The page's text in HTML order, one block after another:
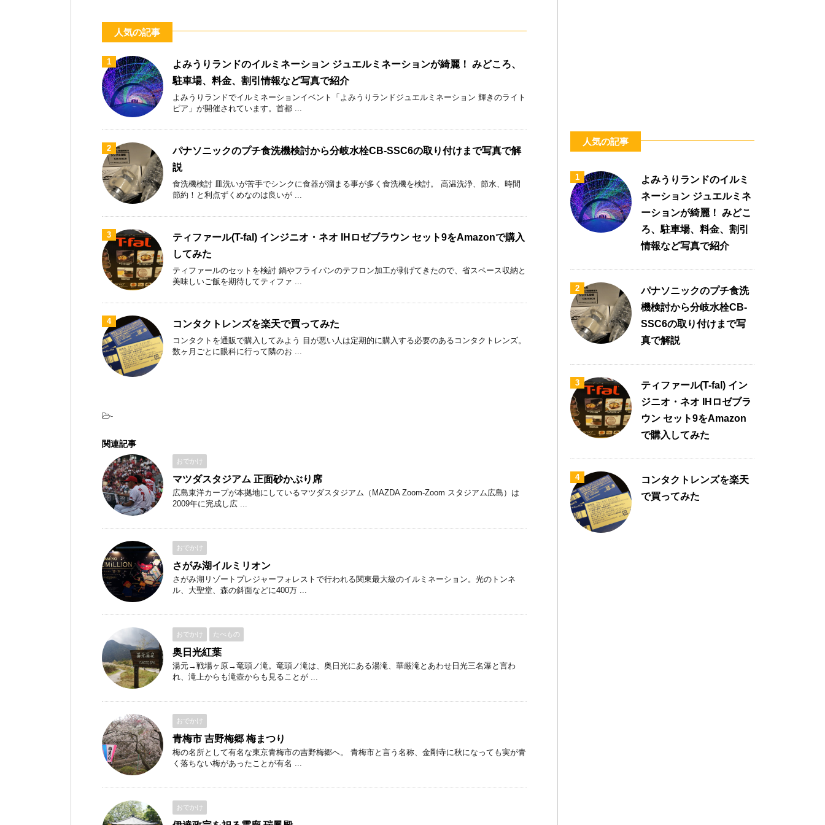
人気の記事
1
よみうりランドのイルミネーション ジュエルミネーションが綺麗！ みどころ、
駐車場、料金、割引情報など写真で紹介
よみうりランドでイルミネーションイベント「よみうりランドジュエルミネーション 輝きのライト
ピア」が開催されています。首都 ...
2
パナソニックのプチ食洗機検討から分岐水栓CB-SSC6の取り付けまで写真で解
説
食洗機検討 皿洗いが苦手でシンクに食器が溜まる事が多く食洗機を検討。 高温洗浄、節水、時間
節約！と利点ずくめなのは良いが ...
3
ティファール(T-fal) インジニオ・ネオ IHロゼブラウン セット9をAmazonで購入
してみた
ティファールのセットを検討 鍋やフライパンのテフロン加工が剥げてきたので、省スペース収納と
美味しいご飯を期待してティファ ...
4 コンタクトレンズを楽天で買ってみた
コンタクトを通販で購入してみよう 目が悪い人は定期的に購入する必要のあるコンタクトレンズ。
数ヶ月ごとに眼科に行って隣のお ...
-
関連記事
おでかけ
マツダスタジアム 正面砂かぶり席
広島東洋カープが本拠地にしているマツダスタジアム（MAZDA Zoom-Zoom スタジアム広島）は
2009年に完成し広 ...
おでかけ
さがみ湖イルミリオン
さがみ湖リゾートプレジャーフォレストで行われる関東最大級のイルミネーション。光のトンネ
ル、大聖堂、森の斜面などに400万 ...
おでかけ たべもの
奥日光紅葉
湯元→戦場ヶ原→竜頭ノ滝。竜頭ノ滝は、奥日光にある湯滝、華厳滝とあわせ日光三名瀑と言わ
れ、滝上からも滝壺からも見ることが ...
おでかけ
青梅市 吉野梅郷 梅まつり
梅の名所として有名な東京青梅市の吉野梅郷へ。 青梅市と言う名称、金剛寺に秋になっても実が青
く落ちない梅があったことが有名 ...
おでかけ
人気の記事
1
よみうりランドのイルミ
ネーション ジュエルミネ
ーションが綺麗！ みどこ
ろ、駐車場、料金、割引
情報など写真で紹介
2
パナソニックのプチ食洗
機検討から分岐水栓CB-
SSC6の取り付けまで写
真で解説
3
ティファール(T-fal) イン
ジニオ・ネオ IHロゼブラ
ウン セット9をAmazon
で購入してみた
4
コンタクトレンズを楽天
で買ってみた